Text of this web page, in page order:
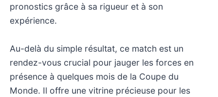
pronostics grâce à sa rigueur et à son
expérience.
Au-delà du simple résultat, ce match est un
rendez-vous crucial pour jauger les forces en
présence à quelques mois de la Coupe du
Monde. Il offre une vitrine précieuse pour les